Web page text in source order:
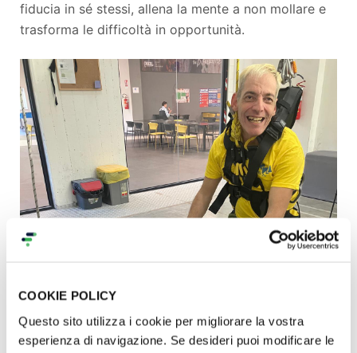
COOKIE POLICY
Questo sito utilizza i cookie per migliorare la vostra
esperienza di navigazione. Se desideri puoi modificare le
fiducia in sé stessi, allena la mente a non mollare e
trasforma le difficoltà in opportunità.